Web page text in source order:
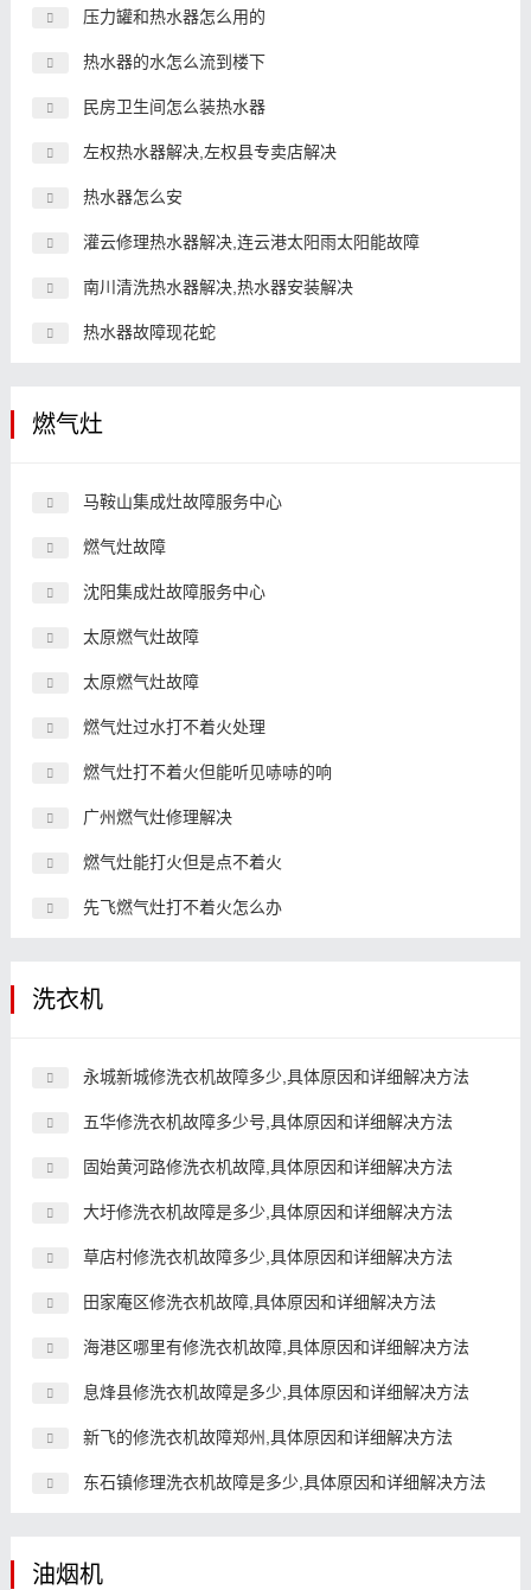
压力罐和热水器怎么用的
热水器的水怎么流到楼下
民房卫生间怎么装热水器
左权热水器解决,左权县专卖店解决
热水器怎么安
灌云修理热水器解决,连云港太阳雨太阳能故障
南川清洗热水器解决,热水器安装解决
热水器故障现花蛇
燃气灶
马鞍山集成灶故障服务中心
燃气灶故障
沈阳集成灶故障服务中心
太原燃气灶故障
太原燃气灶故障
燃气灶过水打不着火处理
燃气灶打不着火但能听见哧哧的响
广州燃气灶修理解决
燃气灶能打火但是点不着火
先飞燃气灶打不着火怎么办
洗衣机
永城新城修洗衣机故障多少,具体原因和详细解决方法
五华修洗衣机故障多少号,具体原因和详细解决方法
固始黄河路修洗衣机故障,具体原因和详细解决方法
大圩修洗衣机故障是多少,具体原因和详细解决方法
草店村修洗衣机故障多少,具体原因和详细解决方法
田家庵区修洗衣机故障,具体原因和详细解决方法
海港区哪里有修洗衣机故障,具体原因和详细解决方法
息烽县修洗衣机故障是多少,具体原因和详细解决方法
新飞的修洗衣机故障郑州,具体原因和详细解决方法
东石镇修理洗衣机故障是多少,具体原因和详细解决方法
油烟机